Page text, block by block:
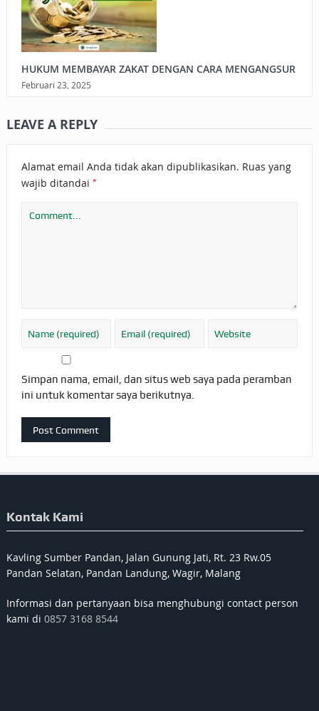
HUKUM MEMBAYAR ZAKAT DENGAN CARA MENGANGSUR
Februari 23, 2025
LEAVE A REPLY
Alamat email Anda tidak akan dipublikasikan. Ruas yang
wajib ditandai *
Simpan nama, email, dan situs web saya pada peramban
ini untuk komentar saya berikutnya.
Kontak Kami
Kavling Sumber Pandan, Jalan Gunung Jati, Rt. 23 Rw.05
Pandan Selatan, Pandan Landung, Wagir, Malang
Informasi dan pertanyaan bisa menghubungi contact person
kami di 0857 3168 8544